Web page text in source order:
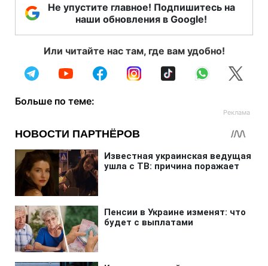
Не упустите главное! Подпишитесь на
наши обновления в Google!
Или читайте нас там, где вам удобно!
Больше по теме: